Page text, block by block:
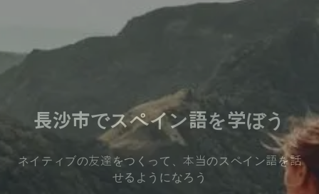
長沙市でスペイン語を学ぼう
ネイティブの友達をつくって、本当のスペイン語を話
せるようになろう